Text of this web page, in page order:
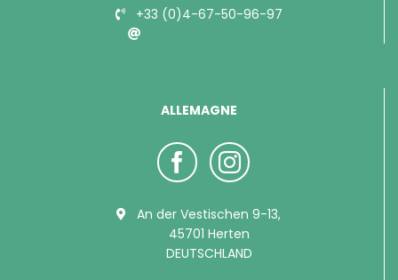
+33 (0)4-67-50-96-97
ALLEMAGNE
An der Vestischen 9-13,
45701 Herten
DEUTSCHLAND